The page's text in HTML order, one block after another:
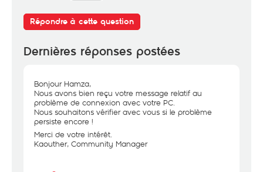
Répondre à cette question
Dernières réponses postées
Bonjour Hamza,
Nous avons bien reçu votre message relatif au
problème de connexion avec votre PC.
Nous souhaitons vérifier avec vous si le problème
persiste encore !
Merci de votre intérêt.
Kaouther, Community Manager